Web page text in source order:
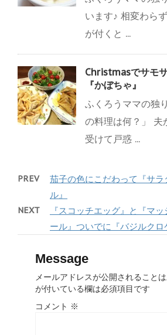
います♪ 相変わら
が付くと ...
Christmasでサモ
『かぼちゃ』
ふくろうママの独
の料理は何？」 夫
受けて戸惑 ...
PREV
茄子の色にこだわって『サ
ル』
NEXT
『スコッチエッグ』と『マ
ール』ついでに『バジルクロ
Message
メールアドレスが公開されることは
が付いている欄は必須項目です
コメント ※